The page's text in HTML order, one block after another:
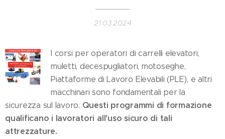
21.03.2024
I corsi per operatori di carrelli elevatori,
muletti, decespugliatori, motoseghe,
Piattaforme di Lavoro Elevabili (PLE), e altri
macchinari sono fondamentali per la
sicurezza sul lavoro. Questi programmi di formazione
qualificano i lavoratori all'uso sicuro di tali
attrezzature.